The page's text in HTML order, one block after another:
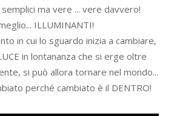
ma vere ... vere davvero!
ILLUMINANTI!
in cui lo sguardo inizia a cambiare,
in lontananza che si erge oltre
si può allora tornare nel mondo...
perché cambiato è il DENTRO!